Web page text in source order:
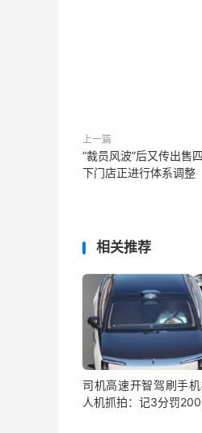
上一篇
“裁员风波”后又传出售
下门店正进行体系调整
相关推荐
司机高速开智驾刷手
人机抓拍：记3分罚